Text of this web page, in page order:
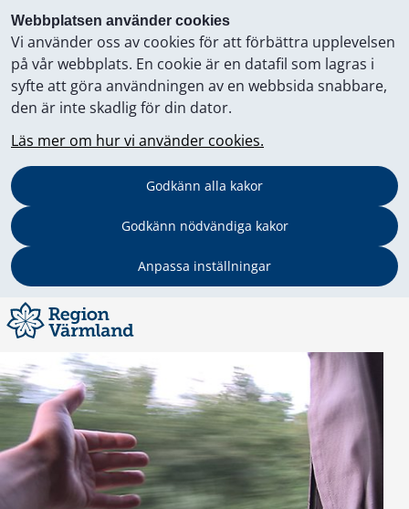
Webbplatsen använder cookies
Vi använder oss av cookies för att förbättra upplevelsen
på vår webbplats. En cookie är en datafil som lagras i
syfte att göra användningen av en webbsida snabbare,
den är inte skadlig för din dator.
Läs mer om hur vi använder cookies.
Godkänn alla kakor
Godkänn nödvändiga kakor
Anpassa inställningar